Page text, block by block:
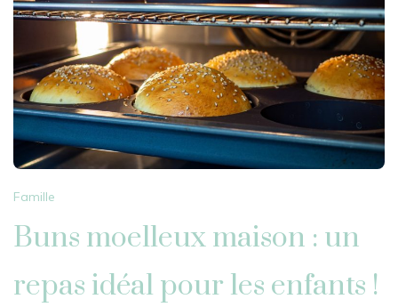
Famille
Buns moelleux maison : un
repas idéal pour les enfants !